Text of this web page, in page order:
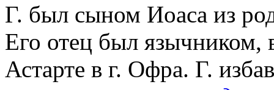
Г. был сыном Иоаса из
Его отец был
Астарте в г. Офра. Г.